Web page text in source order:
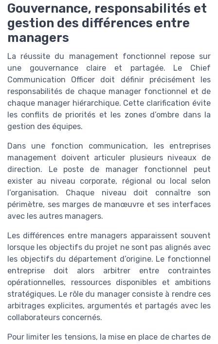
Gouvernance, responsabilités et
gestion des différences entre
managers
La réussite du management fonctionnel repose sur
une gouvernance claire et partagée. Le Chief
Communication Officer doit définir précisément les
responsabilités de chaque manager fonctionnel et de
chaque manager hiérarchique. Cette clarification évite
les conflits de priorités et les zones d’ombre dans la
gestion des équipes.
Dans une fonction communication, les entreprises
management doivent articuler plusieurs niveaux de
direction. Le poste de manager fonctionnel peut
exister au niveau corporate, régional ou local selon
l’organisation. Chaque niveau doit connaître son
périmètre, ses marges de manœuvre et ses interfaces
avec les autres managers.
Les différences entre managers apparaissent souvent
lorsque les objectifs du projet ne sont pas alignés avec
les objectifs du département d’origine. Le fonctionnel
entreprise doit alors arbitrer entre contraintes
opérationnelles, ressources disponibles et ambitions
stratégiques. Le rôle du manager consiste à rendre ces
arbitrages explicites, argumentés et partagés avec les
collaborateurs concernés.
Pour limiter les tensions, la mise en place de chartes de